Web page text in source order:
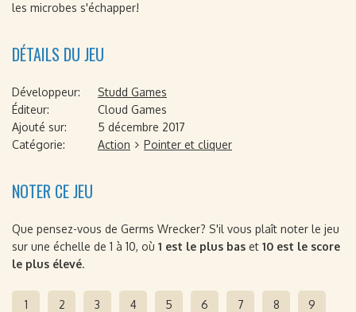
les microbes s'échapper!
DÉTAILS DU JEU
Développeur:
Studd Games
Éditeur:
Cloud Games
Ajouté sur:
5 décembre 2017
Catégorie:
Action Pointer et cliquer
NOTER CE JEU
Que pensez-vous de Germs Wrecker? S'il vous plaît noter le jeu
sur une échelle de 1 à 10, où 1 est le plus bas et 10 est le score
le plus élevé.
1 2 3 4 5 6 7 8 9